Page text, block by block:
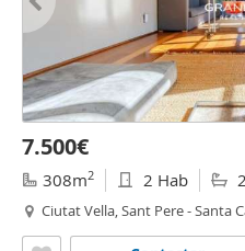
7.500€
308m2 2 Hab
Ciutat Vella, Sant Pere - Santa